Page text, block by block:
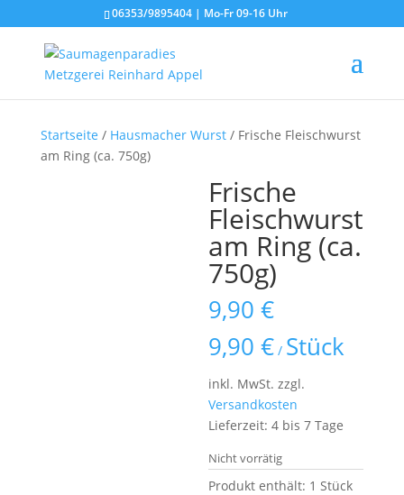
06353/9895404 | Mo-Fr 09-16 Uhr
Startseite / Hausmacher Wurst/ Frische Fleischwurst
am Ring (ca. 750g)
Frische
Fleischwurst
am Ring (ca.
750g)
9,90€
9,90€ / Stück
inkl. MwSt. zzgl.
Versandkosten
Lieferzeit: 4 bis 7 Tage
Nicht vorrätig
Produkt enthält: 1Stück